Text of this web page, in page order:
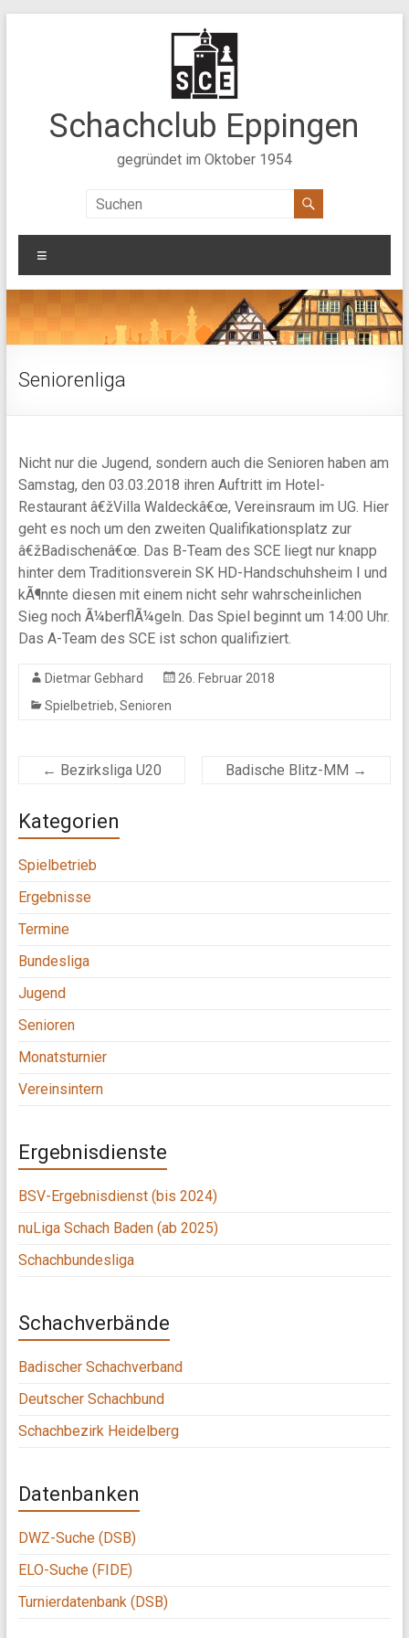
Schachclub Eppingen
gegründet im Oktober 1954
Seniorenliga
Nicht nur die Jugend, sondern auch die Senioren haben am
Samstag, den 03.03.2018 ihren Auftritt im Hotel-
Restaurant â€žVilla Waldeckâ€œ, Vereinsraum im UG. Hier
geht es noch um den zweiten Qualifikationsplatz zur
â€žBadischenâ€œ. Das B-Team des SCE liegt nur knapp
hinter dem Traditionsverein SK HD-Handschuhsheim I und
kÃ¶nnte diesen mit einem nicht sehr wahrscheinlichen
Sieg noch Ã¼berflÃ¼geln. Das Spiel beginnt um 14:00 Uhr.
Das A-Team des SCE ist schon qualifiziert.
Dietmar Gebhard
26. Februar 2018
Spielbetrieb, Senioren
← Bezirksliga U20 Badische Blitz-MM →
Kategorien
Spielbetrieb
Ergebnisse
Termine
Bundesliga
Jugend
Senioren
Monatsturnier
Vereinsintern
Ergebnisdienste
BSV-Ergebnisdienst (bis 2024)
nuLiga Schach Baden (ab 2025)
Schachbundesliga
Schachverbände
Badischer Schachverband
Deutscher Schachbund
Schachbezirk Heidelberg
Datenbanken
DWZ-Suche (DSB)
ELO-Suche (FIDE)
Turnierdatenbank (DSB)